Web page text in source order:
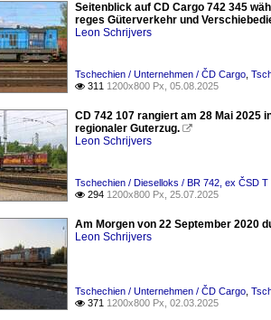
Seitenblick auf CD Cargo 742 345
reges Güterverkehr und
Leon Schrijvers
Tschechien / Unternehmen / ČD Cargo
 311 1200x800 Px, 05.08.2025
CD 742 107 rangiert am 28 Mai 2025
regionaler Guterzug. 
Leon Schrijvers
Tschechien / Dieselloks / BR 742, ex ČSD
 294 1200x800 Px, 25.07.2025
Am Morgen von 22 September 2020
Leon Schrijvers
Tschechien / Unternehmen / ČD Cargo
 371 1200x800 Px, 02.03.2025